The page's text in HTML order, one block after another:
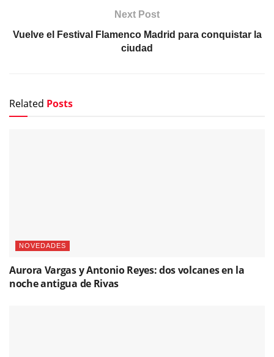
Next Post
Vuelve el Festival Flamenco Madrid para conquistar la
ciudad
Related Posts
NOVEDADES
Aurora Vargas y Antonio Reyes: dos volcanes en la
noche antigua de Rivas